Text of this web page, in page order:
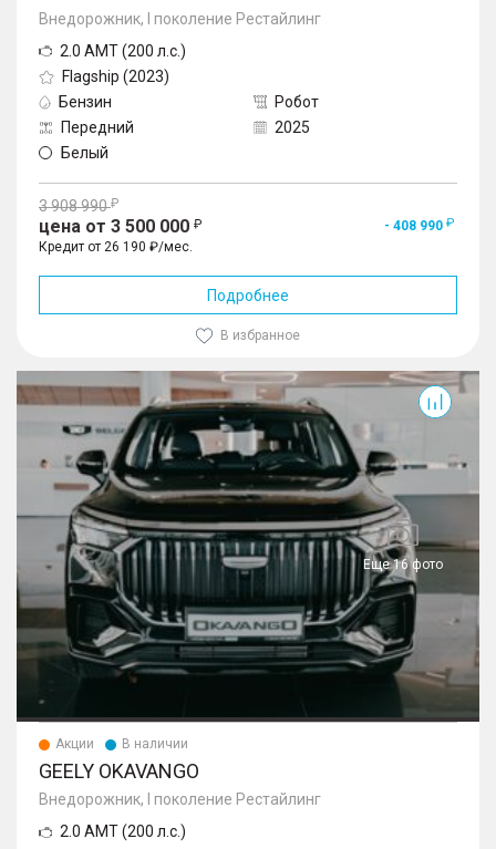
Внедорожник, I поколение Рестайлинг
2.0 AMT (200 л.с.)
Flagship (2023)
Бензин
Робот
Передний
2025
Белый
3 908 990
цена от 3 500 000
- 408 990
Кредит от 26 190 ₽/мес.
Подробнее
В избранное
Еще 16 фото
Акции В наличии
GEELY OKAVANGO
Внедорожник, I поколение Рестайлинг
2.0 AMT (200 л.с.)